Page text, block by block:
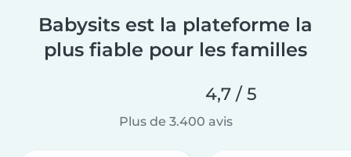
Babysits est la plateforme la
plus fiable pour les familles
4,7 / 5
Plus de 3.400 avis